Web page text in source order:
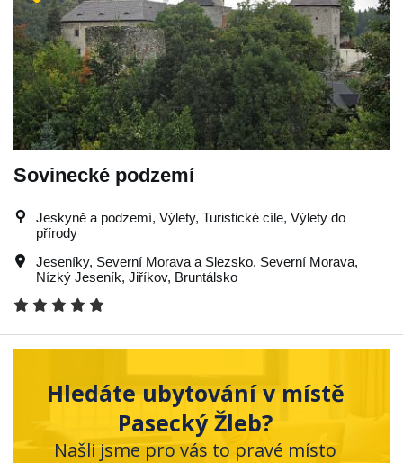
Sovinecké podzemí
Jeskyně a podzemí, Výlety, Turistické cíle, Výlety do
přírody
Jeseníky, Severní Morava a Slezsko, Severní Morava,
Nízký Jeseník, Jiříkov, Bruntálsko
Hledáte ubytování v místě
Pasecký Žleb?
Našli jsme pro vás to pravé místo